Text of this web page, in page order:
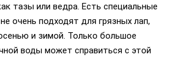
тазы или ведра. Есть специальные
очень подходят для грязных лап,
и зимой. Только большое
воды может справиться с этой